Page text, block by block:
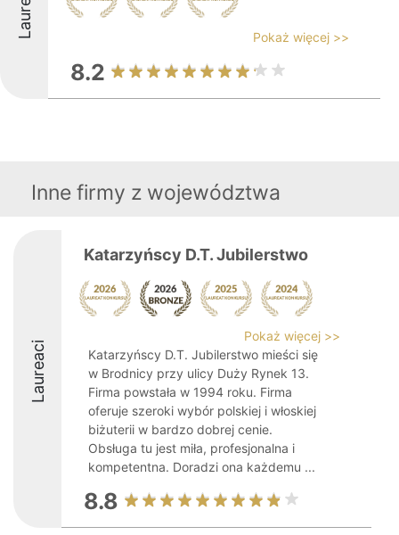
Pokaż więcej >>
8.2
Inne firmy z województwa
Laureaci
Katarzyńscy D.T. Jubilerstwo
Pokaż więcej >>
Katarzyńscy D.T. Jubilerstwo mieści się
w Brodnicy przy ulicy Duży Rynek 13.
Firma powstała w 1994 roku. Firma
oferuje szeroki wybór polskiej i włoskiej
biżuterii w bardzo dobrej cenie.
Obsługa tu jest miła, profesjonalna i
kompetentna. Doradzi ona każdemu ...
8.8